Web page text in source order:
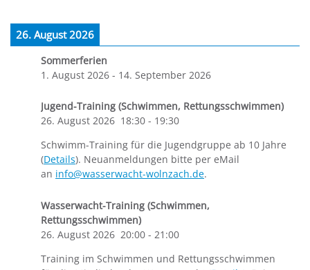
26. August 2026
Sommerferien
1. August 2026 - 14. September 2026
Jugend-Training (Schwimmen, Rettungsschwimmen)
26. August 2026 18:30 - 19:30
Schwimm-Training für die Jugendgruppe ab 10 Jahre
(Details). Neuanmeldungen bitte per eMail
an info@wasserwacht-wolnzach.de.
Wasserwacht-Training (Schwimmen,
Rettungsschwimmen)
26. August 2026 20:00 - 21:00
Training im Schwimmen und Rettungsschwimmen